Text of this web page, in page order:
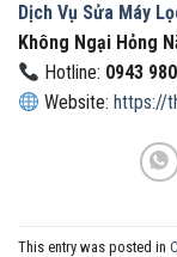
Dịch Vụ Sửa Máy
Không Ngại Hỏng
Hotline: 0943
Website: https://
This entry was posted in